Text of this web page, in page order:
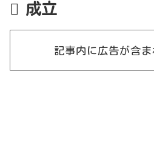
成立
記事内に広告が含ま